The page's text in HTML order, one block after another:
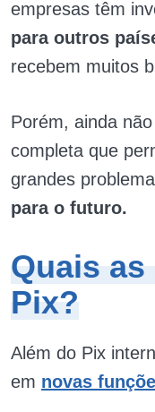
empresas têm
para outros
recebem muitos
Porém, ainda
completa que
grandes
para o futuro.
Quais
Pix?
Além do Pix
em novas